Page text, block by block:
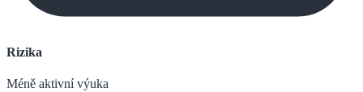
Rizika
Méně aktivní výuka